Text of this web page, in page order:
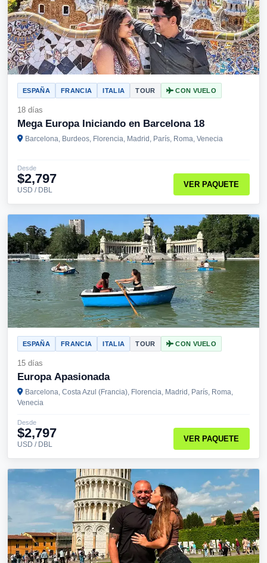
ESPAÑA FRANCIA ITALIA TOUR CON VUELO
18 días
Mega Europa Iniciando en Barcelona 18
Barcelona, Burdeos, Florencia, Madrid, París, Roma, Venecia
Desde
$2,797
USD / DBL
VER PAQUETE
ESPAÑA FRANCIA ITALIA TOUR CON VUELO
15 días
Europa Apasionada
Barcelona, Costa Azul (Francia), Florencia, Madrid, París, Roma,
Venecia
Desde
$2,797
USD / DBL
VER PAQUETE